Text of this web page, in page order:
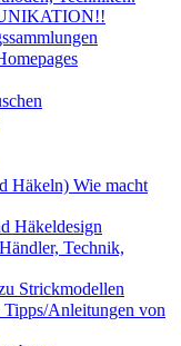
Häkeln) Wie macht
Häkeldesign
Technik,
Strickmodellen
Anleitungen von